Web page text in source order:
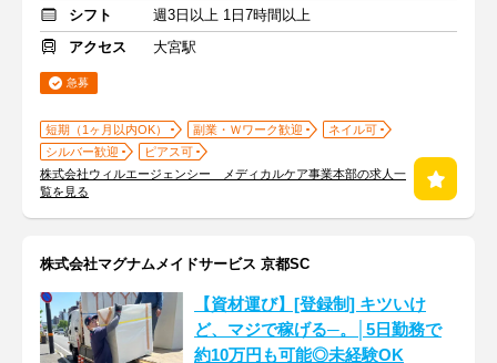
シフト
週3日以上 1日7時間以上
アクセス
大宮駅
急募
短期（1ヶ月以内OK） 副業・Ｗワーク歓迎
ネイル可
シルバー歓迎
ピアス可
株式会社ウィルエージェンシー メディカルケア事業本部の求人一
覧を見る
株式会社マグナムメイドサービス 京都SC
【資材運び】[登録制] キツいけ
ど、マジで稼げる─。│5日勤務で
約10万円も可能◎未経験OK